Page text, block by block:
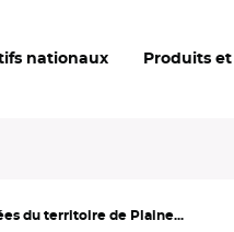
nationaux Produits
du territoire de Plaine...